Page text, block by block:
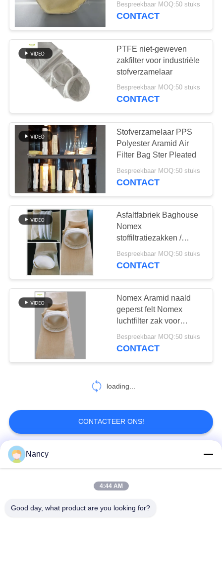
Bespreekbaar MOQ:50 stuks
CONTACT
PTFE niet-geweven
zakfilter voor industriële
stofverzamelaar
Bespreekbaar MOQ:50 stuks
CONTACT
Stofverzamelaar PPS
Polyester Aramid Air
Filter Bag Ster Pleated
Bespreekbaar MOQ:50 stuks
CONTACT
Asfaltfabriek Baghouse
Nomex
stoffiltratiezakken /
stofverwijderingsfilterzak
Bespreekbaar MOQ:50 stuks
CONTACT
Nomex Aramid naald
geperst felt Nomex
luchtfilter zak voor
stofverzamelaar
Bespreekbaar MOQ:50 stuks
CONTACT
loading...
CONTACTEER ONS!
populaire categorieën
Nancy
4:44 AM
Good day, what product are you looking for?